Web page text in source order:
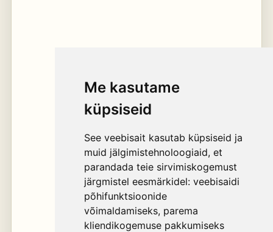
Me kasutame
küpsiseid
See veebisait kasutab küpsiseid ja
muid jälgimistehnoloogiaid, et
parandada teie sirvimiskogemust
järgmistel eesmärkidel: veebisaidi
põhifunktsioonide
võimaldamiseks, parema
kliendikogemuse pakkumiseks